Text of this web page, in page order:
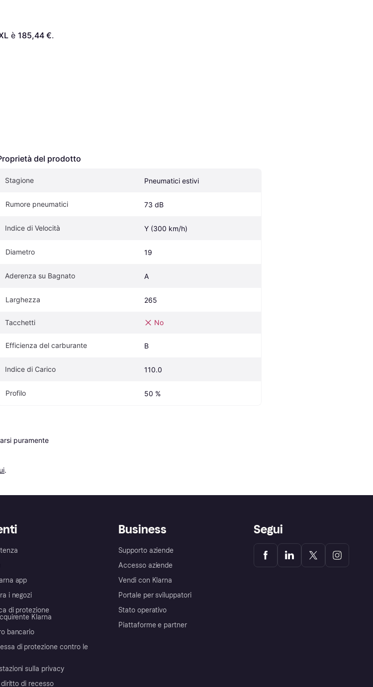
è 185,44 €.
del prodotto
Stagione Pneumatici estivi
Rumore pneumatici 73 dB
Indice di Velocità Y (300 km/h)
Diametro 19
Aderenza su Bagnato A
Larghezza 265
Tacchetti No
Efficienza del carburante B
Indice di Carico 110.0
Profilo 50 %
puramente
.
app
i negozi
di protezione
Klarna
bancario
di protezione contro le
sulla privacy
diritto di recesso
Business
Supporto aziende
Accesso aziende
Vendi con Klarna
Portale per sviluppatori
Stato operativo
Piattaforme e partner
Segui